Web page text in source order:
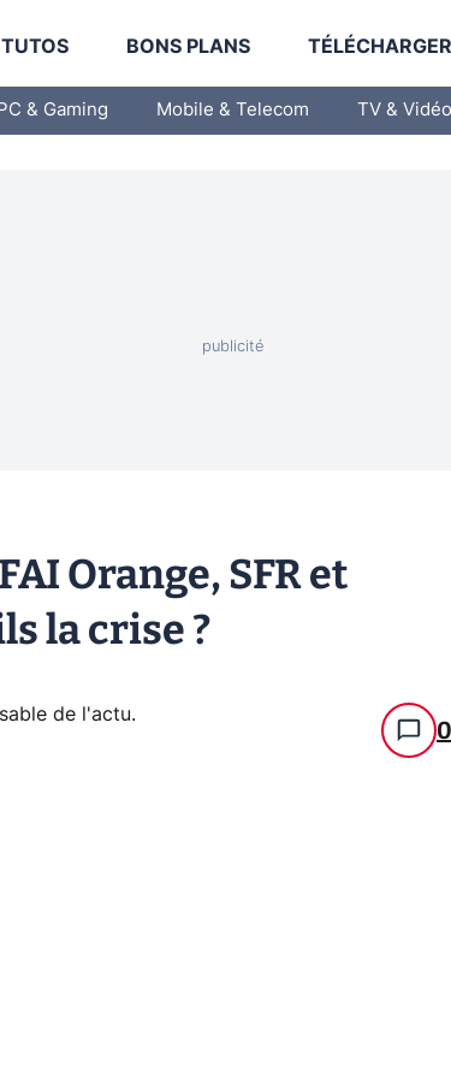
TUTOS BONS PLANS
PC & Gaming Mobile & Telecom TV & Vidéo
Orange, SFR et
la crise ?
de l'actu.
0